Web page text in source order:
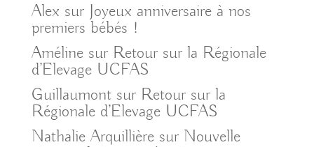
Alex sur Joyeux anniversaire à nos
premiers bébés !
Amélinesur Retour sur la Régionale
d’Elevage UCFAS
Guillaumontsur Retour sur la
Régionale d’Elevage UCFAS
Nathalie Arquillièresur Nouvelle